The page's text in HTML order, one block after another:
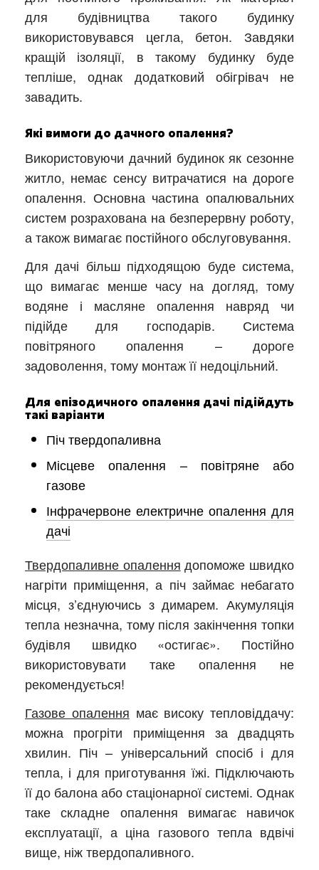
для будівництва такого будинку
використовувався цегла, бетон. Завдяки
кращій ізоляції, в такому будинку буде
тепліше, однак додатковий обігрівач не
завадить.
Які вимоги до дачного опалення?
Використовуючи дачний будинок як сезонне
житло, немає сенсу витрачатися на дороге
опалення. Основна частина опалювальних
систем розрахована на безперервну роботу,
а також вимагає постійного обслуговування.
Для дачі більш підходящою буде система,
що вимагає менше часу на догляд, тому
водяне і масляне опалення навряд чи
підійде для господарів. Система
повітряного опалення – дороге
задоволення, тому монтаж її недоцільний.
Для епізодичного опалення дачі підійдуть
такі варіанти
Піч твердопаливна
Місцеве опалення – повітряне або
газове
Інфрачервоне електричне опалення для
дачі
Твердопаливне опалення допоможе швидко
нагріти приміщення, а піч займає небагато
місця, з’єднуючись з димарем. Акумуляція
тепла незначна, тому після закінчення топки
будівля швидко «остигає». Постійно
використовувати таке опалення не
рекомендується!
Газове опалення має високу тепловіддачу:
можна прогріти приміщення за двадцять
хвилин. Піч – універсальний спосіб і для
тепла, і для приготування їжі. Підключають
її до балона або стаціонарної системі. Однак
таке складне опалення вимагає навичок
експлуатації, а ціна газового тепла вдвічі
вище, ніж твердопаливного.